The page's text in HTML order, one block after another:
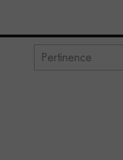
Pertinence